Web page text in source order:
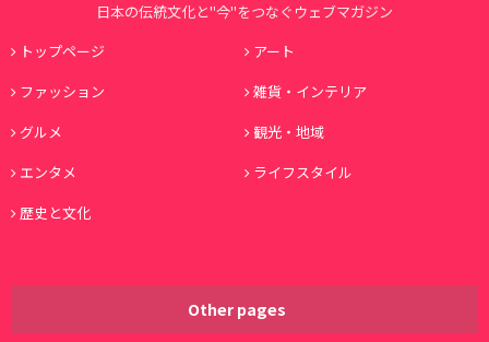
日本の伝統文化と"今"をつなぐウェブマガジン
トップページ
アート
ファッション
雑貨・インテリア
グルメ
観光・地域
エンタメ
ライフスタイル
歴史と文化
Other pages